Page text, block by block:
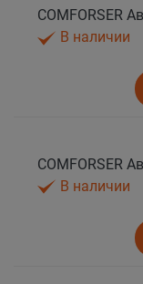
В наличии
В наличии